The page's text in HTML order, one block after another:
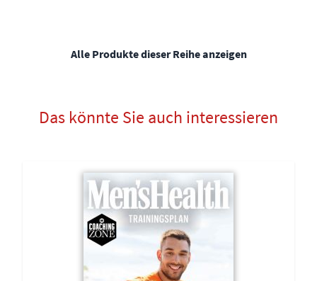
Alle Produkte dieser Reihe anzeigen
Das könnte Sie auch interessieren